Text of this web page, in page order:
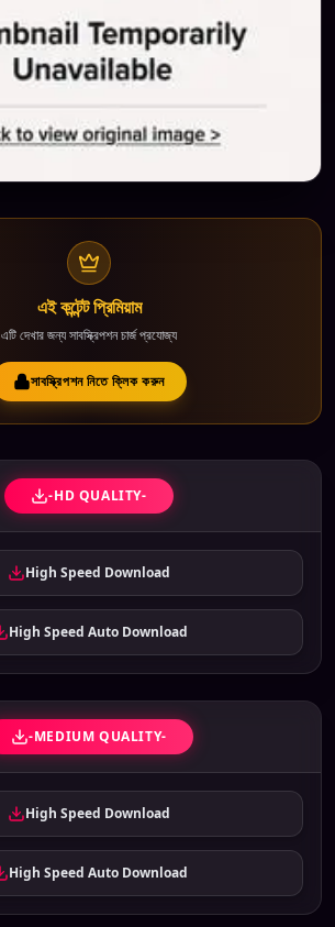
এই কন্টেন্ট প্রিমিয়াম
এটি দেখার জন্য সাবস্ক্রিপশন চার্জ প্রযোজ্য
সাবস্ক্রিপশন নিতে ক্লিক করুন
-HD QUALITY-
High Speed Download
High Speed Auto Download
-MEDIUM QUALITY-
High Speed Download
High Speed Auto Download